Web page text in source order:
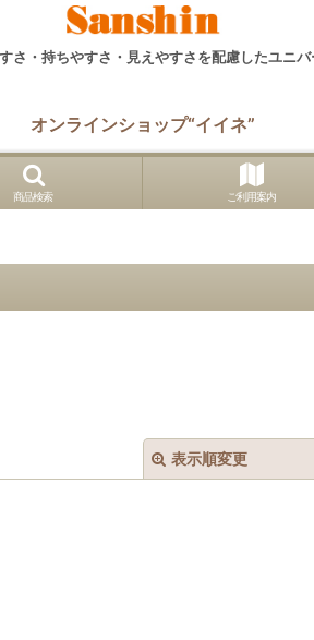
さ・持ちやすさ・見えやすさを配慮したユニ
オンラインショップ“イイネ”
商品検索 ご利用案内
表示順変更